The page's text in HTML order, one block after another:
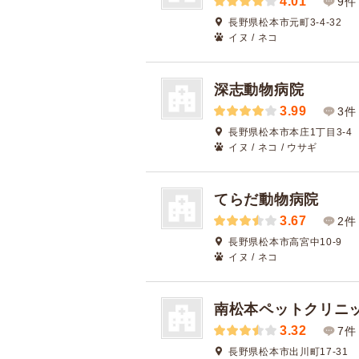
長野県松本市元町3-4-32
イヌ / ネコ
深志動物病院
3.99 3件
長野県松本市本庄1丁目3-4
イヌ / ネコ / ウサギ
てらだ動物病院
3.67 2件
長野県松本市高宮中10-9
イヌ / ネコ
南松本ペットクリニ
3.32 7件
長野県松本市出川町17-31